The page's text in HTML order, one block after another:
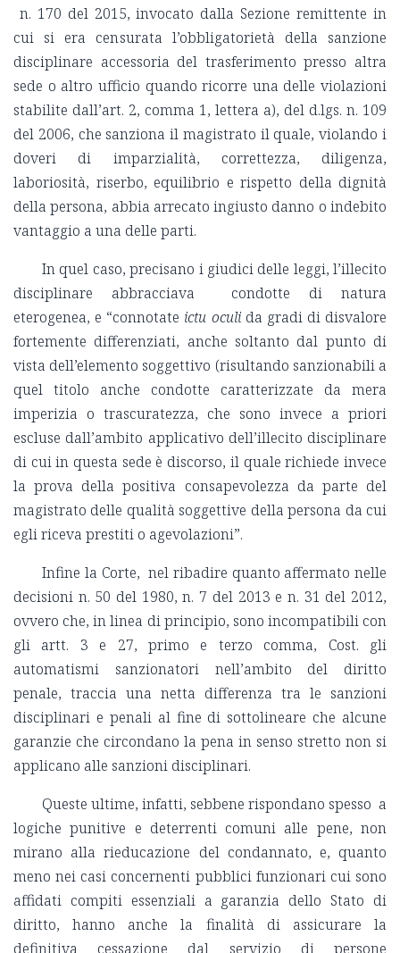
n. 170 del 2015, invocato dalla Sezione remittente in
cui si era censurata l’obbligatorietà della sanzione
disciplinare accessoria del trasferimento presso altra
sede o altro ufficio quando ricorre una delle violazioni
stabilite dall’art. 2, comma 1, lettera a), del d.lgs. n. 109
del 2006, che sanziona il magistrato il quale, violando i
doveri di imparzialità, correttezza, diligenza,
laboriosità, riserbo, equilibrio e rispetto della dignità
della persona, abbia arrecato ingiusto danno o indebito
vantaggio a una delle parti.
In quel caso, precisano i giudici delle leggi, l’illecito
disciplinare abbracciava condotte di natura
eterogenea, e “connotate ictu oculida gradi di disvalore
fortemente differenziati, anche soltanto dal punto di
vista dell’elemento soggettivo (risultando sanzionabili a
quel titolo anche condotte caratterizzate da mera
imperizia o trascuratezza, che sono invece a priori
escluse dall’ambito applicativo dell’illecito disciplinare
di cui in questa sede è discorso, il quale richiede invece
la prova della positiva consapevolezza da parte del
magistrato delle qualità soggettive della persona da cui
egli riceva prestiti o agevolazioni”.
Infine la Corte, nel ribadire quanto affermato nelle
decisioni n. 50 del 1980, n. 7 del 2013 e n. 31 del 2012,
ovvero che, in linea di principio, sono incompatibili con
gli artt. 3 e 27, primo e terzo comma, Cost. gli
automatismi sanzionatori nell’ambito del diritto
penale, traccia una netta differenza tra le sanzioni
disciplinari e penali al fine di sottolineare che alcune
garanzie che circondano la pena in senso stretto non si
applicano alle sanzioni disciplinari.
Queste ultime, infatti, sebbene rispondano spesso a
logiche punitive e deterrenti comuni alle pene, non
mirano alla rieducazione del condannato, e, quanto
meno nei casi concernenti pubblici funzionari cui sono
affidati compiti essenziali a garanzia dello Stato di
diritto, hanno anche la finalità di assicurare la
definitiva cessazione dal servizio di persone